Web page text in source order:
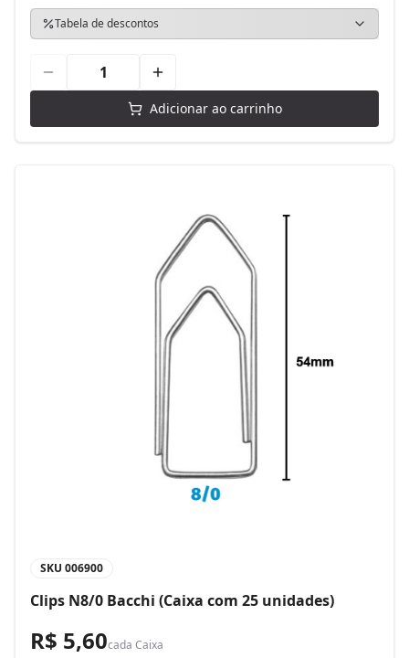
Tabela de descontos
Adicionar ao carrinho
SKU 006900
Clips N8/0 Bacchi (Caixa com 25 unidades)
R$ 5,60cada Caixa